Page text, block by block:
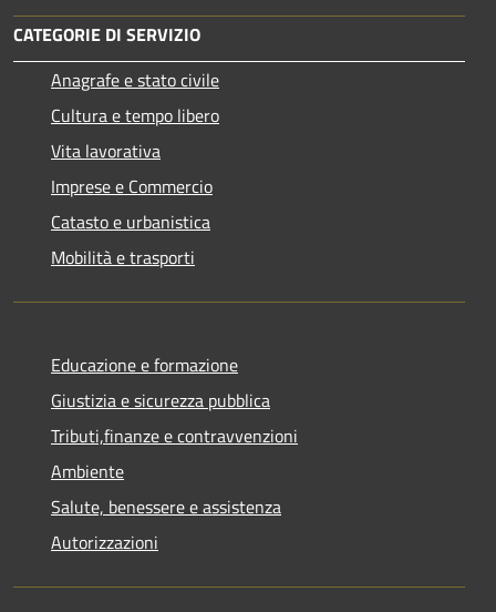
CATEGORIE DI SERVIZIO
Anagrafe e stato civile
Cultura e tempo libero
Vita lavorativa
Imprese e Commercio
Catasto e urbanistica
Mobilità e trasporti
Educazione e formazione
Giustizia e sicurezza pubblica
Tributi,finanze e contravvenzioni
Ambiente
Salute, benessere e assistenza
Autorizzazioni